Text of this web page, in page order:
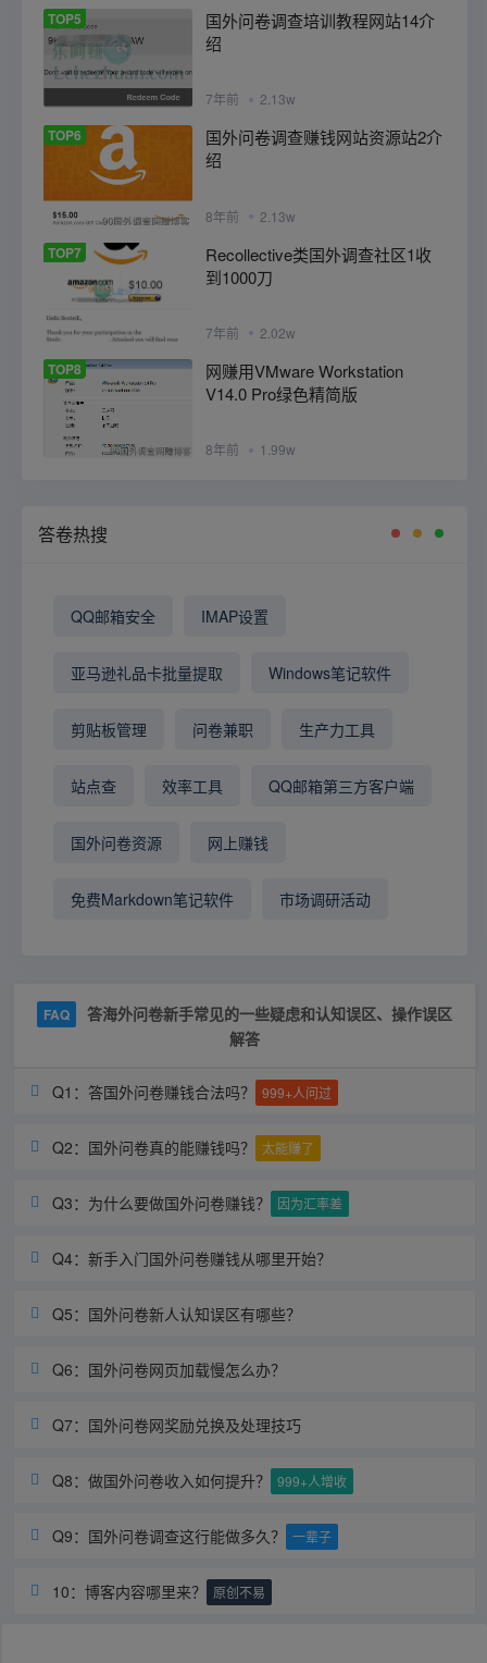
TOP5
国外问卷调查培训教程网站14介
绍
7年前 2.13w
TOP6
国外问卷调查赚钱网站资源站2介
绍
8年前 2.13w
TOP7
Recollective类国外调查社区1收
到1000刀
7年前 2.02w
TOP8
网赚用VMware Workstation
V14.0 Pro绿色精简版
8年前 1.99w
答卷热搜
QQ邮箱安全 IMAP设置
亚马逊礼品卡批量提取 Windows笔记软件
剪贴板管理 问卷兼职 生产力工具
站点查 效率工具 QQ邮箱第三方客户端
国外问卷资源 网上赚钱
免费Markdown笔记软件 市场调研活动
FAQ
答海外问卷新手常见的一些疑虑和认知误区、操作误区
解答
Q1：答国外问卷赚钱合法吗？ 999+人问过

Q2：国外问卷真的能赚钱吗？ 太能赚了

Q3：为什么要做国外问卷赚钱？ 因为汇率差

Q4：新手入门国外问卷赚钱从哪里开始？

Q5：国外问卷新人认知误区有哪些？

Q6：国外问卷网页加载慢怎么办？

Q7：国外问卷网奖励兑换及处理技巧

Q8：做国外问卷收入如何提升？ 999+人增收

Q9：国外问卷调查这行能做多久？ 一辈子

10：博客内容哪里来？ 原创不易
